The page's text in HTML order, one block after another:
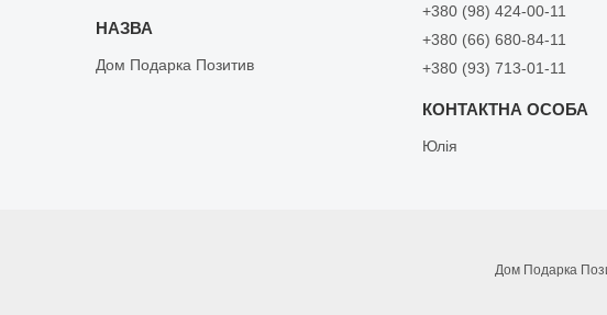
Дом Подарка Позитив
+380 (98) 424-00-11
+380 (66) 680-84-11
+380 (93) 713-01-11
Юлія